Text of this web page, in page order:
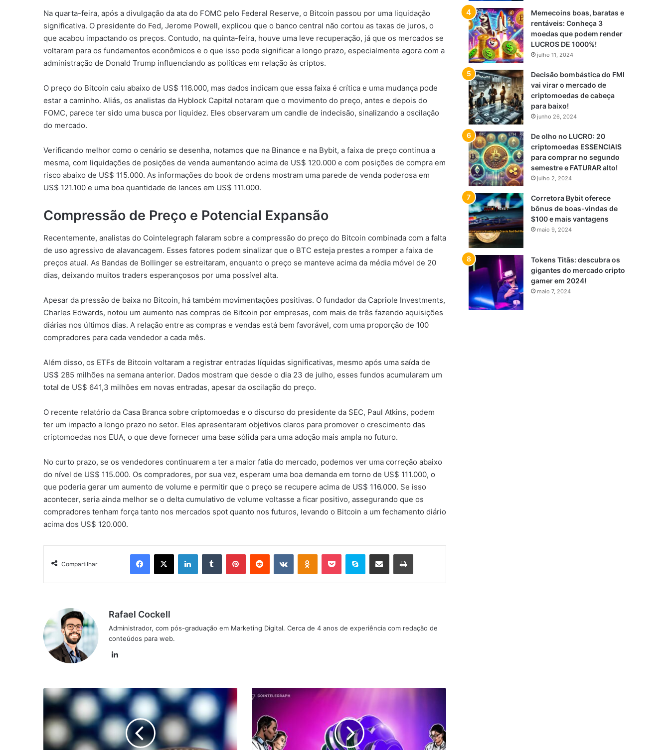
Na quarta-feira, após a divulgação da ata do FOMC pelo Federal Reserve, o Bitcoin passou por uma liquidação
significativa. O presidente do Fed, Jerome Powell, explicou que o banco central não cortou as taxas de juros, o
que acabou impactando os preços. Contudo, na quinta-feira, houve uma leve recuperação, já que os mercados se
voltaram para os fundamentos econômicos e o que isso pode significar a longo prazo, especialmente agora com a
administração de Donald Trump influenciando as políticas em relação às criptos.
O preço do Bitcoin caiu abaixo de US$ 116.000, mas dados indicam que essa faixa é crítica e uma mudança pode
estar a caminho. Aliás, os analistas da Hyblock Capital notaram que o movimento do preço, antes e depois do
FOMC, parece ter sido uma busca por liquidez. Eles observaram um candle de indecisão, sinalizando a oscilação
do mercado.
Verificando melhor como o cenário se desenha, notamos que na Binance e na Bybit, a faixa de preço continua a
mesma, com liquidações de posições de venda aumentando acima de US$ 120.000 e com posições de compra em
risco abaixo de US$ 115.000. As informações do book de ordens mostram uma parede de venda poderosa em
US$ 121.100 e uma boa quantidade de lances em US$ 111.000.
Compressão de Preço e Potencial Expansão
Recentemente, analistas do Cointelegraph falaram sobre a compressão do preço do Bitcoin combinada com a falta
de uso agressivo de alavancagem. Esses fatores podem sinalizar que o BTC esteja prestes a romper a faixa de
preços atual. As Bandas de Bollinger se estreitaram, enquanto o preço se manteve acima da média móvel de 20
dias, deixando muitos traders esperançosos por uma possível alta.
Apesar da pressão de baixa no Bitcoin, há também movimentações positivas. O fundador da Capriole Investments,
Charles Edwards, notou um aumento nas compras de Bitcoin por empresas, com mais de três fazendo aquisições
diárias nos últimos dias. A relação entre as compras e vendas está bem favorável, com uma proporção de 100
compradores para cada vendedor a cada mês.
Além disso, os ETFs de Bitcoin voltaram a registrar entradas líquidas significativas, mesmo após uma saída de
US$ 285 milhões na semana anterior. Dados mostram que desde o dia 23 de julho, esses fundos acumularam um
total de US$ 641,3 milhões em novas entradas, apesar da oscilação do preço.
O recente relatório da Casa Branca sobre criptomoedas e o discurso do presidente da SEC, Paul Atkins, podem
ter um impacto a longo prazo no setor. Eles apresentaram objetivos claros para promover o crescimento das
criptomoedas nos EUA, o que deve fornecer uma base sólida para uma adoção mais ampla no futuro.
No curto prazo, se os vendedores continuarem a ter a maior fatia do mercado, podemos ver uma correção abaixo
do nível de US$ 115.000. Os compradores, por sua vez, esperam uma boa demanda em torno de US$ 111.000, o
que poderia gerar um aumento de volume e permitir que o preço se recupere acima de US$ 116.000. Se isso
acontecer, seria ainda melhor se o delta cumulativo de volume voltasse a ficar positivo, assegurando que os
compradores tenham força tanto nos mercados spot quanto nos futuros, levando o Bitcoin a um fechamento diário
acima dos US$ 120.000.
Compartilhar
Facebook
X LinkedinTumblr PinterestReddit VK OK Pocket Skype Compartilhar via e-mail Imprimir
Rafael Cockell
Administrador, com pós-graduação em Marketing Digital. Cerca de 4 anos de experiência com redação de
conteúdos para web.
ETF
rejeita
Litecoin,
aponta
após
Stefanini
trabalho
remoto
e
UFC
Memecoins boas, baratas e
rentáveis: Conheça 3
moedas que podem render
LUCROS DE 1000%!
julho 11, 2024
Decisão bombástica do FMI
vai virar o mercado de
criptomoedas de cabeça
para baixo!
junho 26, 2024
De olho no LUCRO: 20
criptomoedas ESSENCIAIS
para comprar no segundo
semestre e FATURAR alto!
julho 2, 2024
Corretora Bybit oferece
bônus de boas-vindas de
$100 e mais vantagens
maio 9, 2024
Tokens Titãs: descubra os
gigantes do mercado cripto
gamer em 2024!
maio 7, 2024